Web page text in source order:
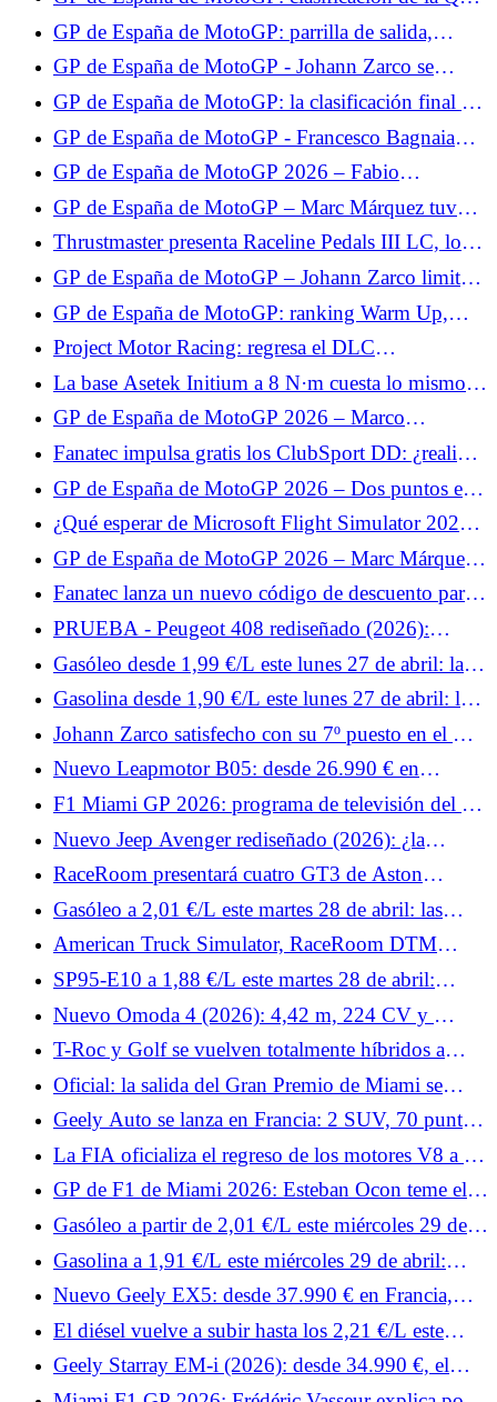
clasificación
Johann Zarco gana su lugar en la Q2, no Fabio
Quartararo
GP de España de MotoGP: parrilla de salida,
hazaña de Johann Zarco, Fabio Quartararo sólo 17º
GP de España de MotoGP - Johann Zarco se
queda sin la pole por nada: “Había la posibilidad
de tenerla”
GP de España de MotoGP: la clasificación final de
la carrera al sprint, escenario totalmente loco, Zarco
y Quartararo en los puntos
GP de España de MotoGP - Francesco Bagnaia
pierde ante Marc Márquez: “Era más rápido que
yo”
GP de España de MotoGP 2026 – Fabio
Quartararo hace su mea culpa: “Cometí un error al
no parar”
GP de España de MotoGP – Marc Márquez tuvo
suerte en la carrera al sprint: “Me caí en el mejor
momento”
Thrustmaster presenta Raceline Pedals III LC, los
nuevos pedales con célula de carga.
GP de España de MotoGP – Johann Zarco limita
los daños en la carrera al sprint: “Pude salvar
algunos puntos”
GP de España de MotoGP: ranking Warm Up,
Fabio Quartararo sube al Top 10, Zarco sólo 12º
Project Motor Racing: regresa el DLC
desaparecido y llega un parche a continuación.
La base Asetek Initium a 8 N·m cuesta lo mismo
que la base de 5,5 N·m.
GP de España de MotoGP 2026 – Marco
Bezzecchi limita los daños en carrera: “Alex
Márquez fue demasiado rápido”
Fanatec impulsa gratis los ClubSport DD: ¿realidad
o marketing?
GP de España de MotoGP 2026 – Dos puntos en
carrera para Fabio Quartararo: “No estamos en
condiciones de ser positivos”
¿Qué esperar de Microsoft Flight Simulator 2024
en PlayStation VR2?
GP de España de MotoGP 2026 – Marc Márquez
pone en perspectiva su caída: “Aun así fue un buen
fin de semana”
Fanatec lanza un nuevo código de descuento para
todo el catálogo.
PRUEBA - Peugeot 408 rediseñado (2026):
nuestro veredicto al volante... Rechazado por los
clientes, el Peugeot 408 aprovecha el inevitable
lavado de cara a mitad de carrera para... Prueba
lunes 27 de abril de 2026
Gasóleo desde 1,99 €/L este lunes 27 de abril: las
estaciones más baratas para repostar gasóleo
Gasolina desde 1,90 €/L este lunes 27 de abril: las
estaciones más baratas para repostar SP95-E10
Johann Zarco satisfecho con su 7º puesto en el GP
de España de MotoGP 2026: “Un resultado
positivo”
Nuevo Leapmotor B05: desde 26.990 € en
Europa, la berlina eléctrica compacta es fuerte
F1 Miami GP 2026: programa de televisión del fin
de semana y horarios para Francia
Nuevo Jeep Avenger rediseñado (2026): ¿la
parrilla iluminada como principal cambio del SUV
urbano?
RaceRoom presentará cuatro GT3 de Aston
Martin, Porsche, Ford y Lamborghini el mes que
viene.
Gasóleo a 2,01 €/L este martes 28 de abril: las
estaciones más baratas de Francia para repostar
gasóleo
American Truck Simulator, RaceRoom DTM
Esports y Rennsport: noticias de simracing de la
semana 19.
SP95-E10 a 1,88 €/L este martes 28 de abril:
¿dónde encontrar estaciones por debajo de la media
de 2 €/L en Francia?
Nuevo Omoda 4 (2026): 4,42 m, 224 CV y ​​
menos de 30.000 €
T-Roc y Golf se vuelven totalmente híbridos a
finales de 2026: Volkswagen da detalles de sus dos
nuevos motores
Oficial: la salida del Gran Premio de Miami se
adelanta tres horas debido al mal tiempo.
Geely Auto se lanza en Francia: 2 SUV, 70 puntos
de venta y grandes ambiciones
La FIA oficializa el regreso de los motores V8 a la
Fórmula 1 para 2030
GP de F1 de Miami 2026: Esteban Ocon teme el
calor por su Haas
Gasóleo a partir de 2,01 €/L este miércoles 29 de
abril: dónde encontrar estaciones por debajo de
2,20 €/L de media en Francia
Gasolina a 1,91 €/L este miércoles 29 de abril:
¿dónde ganar 10 céntimos por litro con SP95-E10
en Francia?
Nuevo Geely EX5: desde 37.990 € en Francia,
¿puede el SUV eléctrico eclipsar al Tesla Model Y?
El diésel vuelve a subir hasta los 2,21 €/L este
jueves 30 de abril: dónde repostar diésel desde
2,15 €/L
Geely Starray EM-i (2026): desde 34.990 €, el
SUV híbrido enchufable desafía la competencia